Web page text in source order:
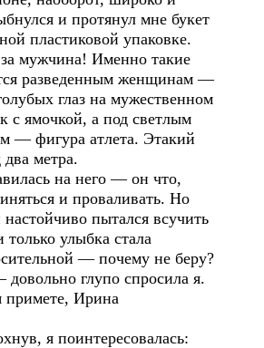
и протянул мне букет
пластиковой упаковке.
мужчина! Именно такие
разведенным женщинам —
глаз на мужественном
с ямочкой, а под светлым
— фигура атлета. Этакий
метра.
на него — он что,
и проваливать. Но
пытался всучить
улыбка стала
— почему не беру?
глупо спросила я.
Ирина
я поинтересовалась: